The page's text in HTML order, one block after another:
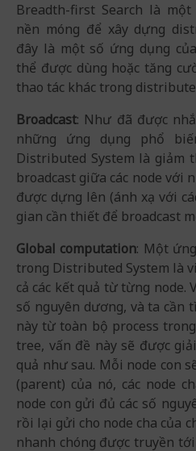
Breadth-first Search là
nền móng để xây dựng
đây là một số ứng dụng
thể được dùng hoặc tăng
thao tác khác trong
Broadcast: Như đã được
những ứng dụng phổ
Distributed System là giảm
broadcast giữa các node với
được dựng lên (ánh xạ với
gian cần thiết để broadcast
Global computation: Một
trong Distributed System là
cả các kết quả từ từng node.
số nguyên dương, và ta cần
này từ toàn bộ process
tree, vấn đề này sẽ được
quả như sau. Mỗi node con
(parent) của nó, các node
node con gửi đủ các số
rồi lại gửi cho node cha của
nhanh chóng được truyền